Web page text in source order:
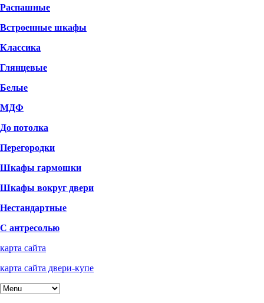
Распашные
Встроенные шкафы
Классика
Глянцевые
Белые
МДФ
До потолка
Перегородки
Шкафы гармошки
Шкафы вокруг двери
Нестандартные
С антресолью
карта сайта
карта сайта двери-купе